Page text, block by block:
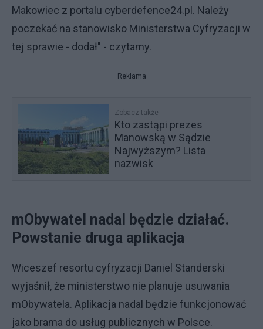
Makowiec z portalu cyberdefence24.pl. Należy
poczekać na stanowisko Ministerstwa Cyfryzacji w
tej sprawie - dodał" - czytamy.
Reklama
Zobacz także
Kto zastąpi prezes
Manowską w Sądzie
Najwyższym? Lista
nazwisk
mObywatel nadal będzie działać.
Powstanie druga aplikacja
Wiceszef resortu cyfryzacji Daniel Standerski
wyjaśnił, że ministerstwo nie planuje usuwania
mObywatela. Aplikacja nadal będzie funkcjonować
jako brama do usług publicznych w Polsce.